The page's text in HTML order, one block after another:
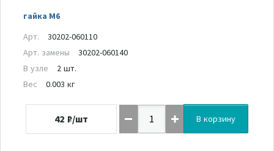
гайка М6
Арт.
30202-060110
Арт. замены
30202-060140
В узле
2 шт.
Вес
0.003 кг
42 ₽/шт В корзину